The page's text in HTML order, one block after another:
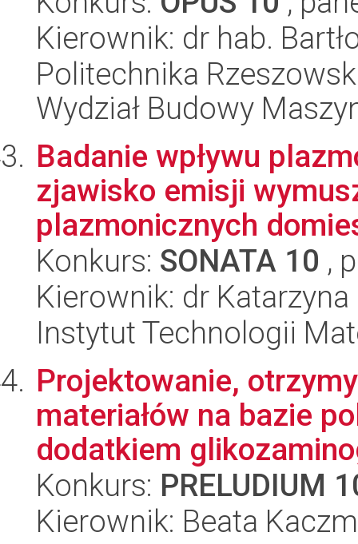
Kierownik: dr hab.
Politechnika
Wydział Budowy
Badanie wpływu
zjawisko emisji
plazmonicznych
Konkurs: SONATA 10 ,
Kierownik: dr Katarzyna
Instytut Technologii
Projektowanie,
materiałów na bazie
dodatkiem
Konkurs: PRELUDIUM
Kierownik: Beata